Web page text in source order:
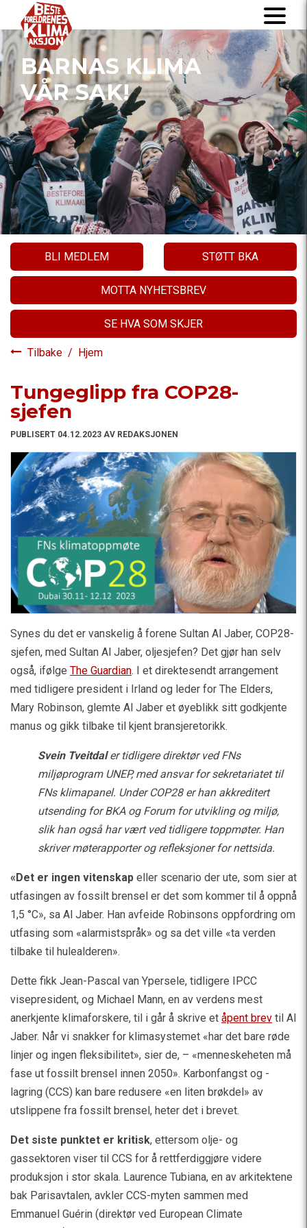
BARNAS KLIMA
VÅR SAK!
BLI MEDLEM STØTT BKA
MOTTA NYHETSBREV
SE HVA SOM SKJER
Tilbake / Hjem
Tungeglipp fra COP28-
sjefen
PUBLISERT 04.12.2023 AV REDAKSJONEN
Synes du det er vanskelig å forene Sultan Al Jaber, COP28-
sjefen, med Sultan Al Jaber, oljesjefen? Det gjør han selv
også, ifølge The Guardian. I et direktesendt arrangement
med tidligere president i Irland og leder for The Elders,
Mary Robinson, glemte Al Jaber et øyeblikk sitt godkjente
manus og gikk tilbake til kjent bransjeretorikk.
Svein Tveitdaler tidligere direktør ved FNs
miljøprogram UNEP, med ansvar for sekretariatet til
FNs klimapanel. Under COP28 er han akkreditert
utsending for BKA og Forum for utvikling og miljø,
slik han også har vært ved tidligere toppmøter. Han
skriver møterapporter og refleksjoner for nettsida.
«Det er ingen vitenskap eller scenario der ute, som sier at
utfasingen av fossilt brensel er det som kommer til å oppnå
1,5 °C», sa Al Jaber. Han avfeide Robinsons oppfordring om
utfasing som «alarmistspråk» og sa det ville «ta verden
tilbake til hulealderen».
Dette fikk Jean-Pascal van Ypersele, tidligere IPCC
visepresident, og Michael Mann, en av verdens mest
anerkjente klimaforskere, til i går å skrive et åpent brev til Al
Jaber. Når vi snakker for klimasystemet «har det bare røde
linjer og ingen fleksibilitet», sier de, – «menneskeheten må
fase ut fossilt brensel innen 2050». Karbonfangst og -
lagring (CCS) kan bare redusere «en liten brøkdel» av
utslippene fra fossilt brensel, heter det i brevet.
Det siste punktet er kritisk, ettersom olje- og
gassektoren viser til CCS for å rettferdiggjøre videre
produksjon i stor skala. Laurence Tubiana, en av arkitektene
bak Parisavtalen, avkler CCS-myten sammen med
Emmanuel Guérin (direktør ved European Climate